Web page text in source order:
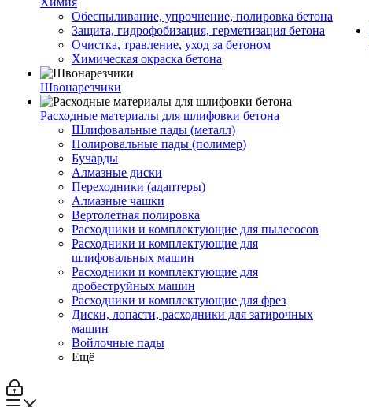
Обеспыливание, упрочнение, полировка бетона
Защита, гидрофобизация, герметизация бетона
Очистка, травление, уход за бетоном
Химическая окраска бетона
Швонарезчики
Расходные материалы для шлифовки бетона
Шлифовальные пады (металл)
Полировальные пады (полимер)
Бучарды
Алмазные диски
Переходники (адаптеры)
Алмазные чашки
Вертолетная полировка
Расходники и комплектующие для пылесосов
Расходники и комплектующие для
шлифовальных машин
Расходники и комплектующие для
дробеструйных машин
Расходники и комплектующие для фрез
Диски, лопасти, расходники для затирочных
машин
Войлочные пады
Ещё